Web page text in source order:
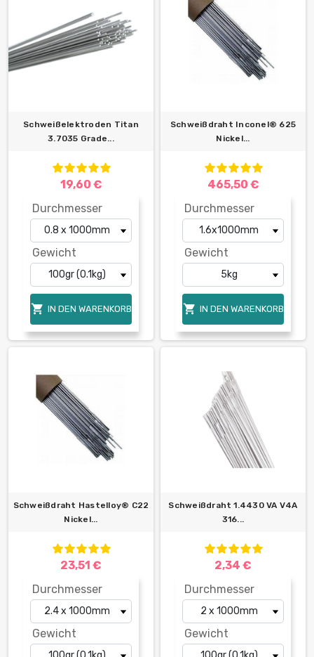
Schweißelektroden Titan
3.7035 Grade...
19,60 €
Durchmesser
Gewicht
 IN DEN WARENKORB
Schweißdraht Inconel® 625
Nickel...
465,50 €
Durchmesser
Gewicht
 IN DEN WARENKORB
Schweißdraht Hastelloy® C22
Nickel...
23,51 €
Durchmesser
Gewicht
Schweißdraht 1.4430 VA V4A
316...
2,34 €
Durchmesser
Gewicht